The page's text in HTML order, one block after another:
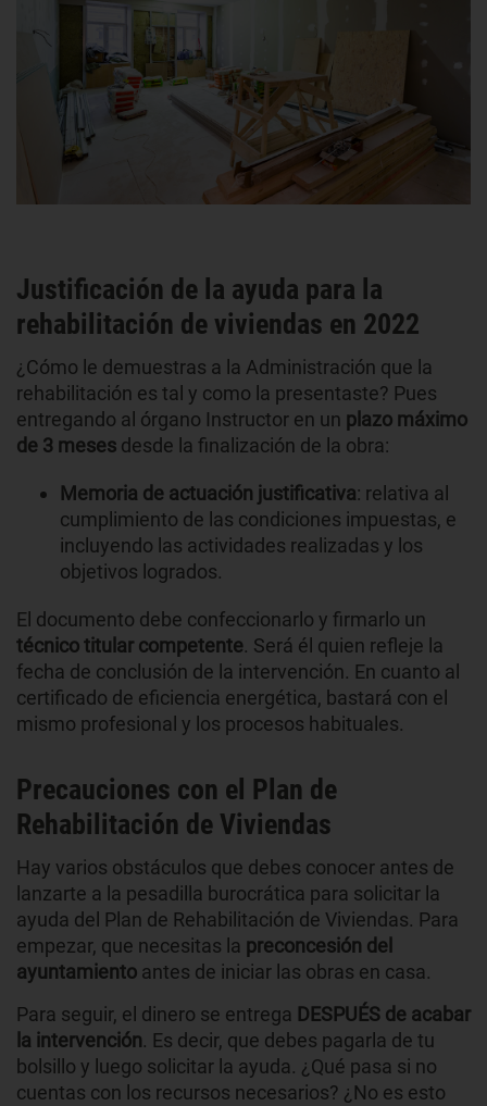
Justificación de la ayuda para la
rehabilitación de viviendas en 2022
¿Cómo le demuestras a la Administración que la
rehabilitación es tal y como la presentaste? Pues
entregando al órgano Instructor en un plazo máximo
de 3 meses desde la finalización de la obra:
Memoria de actuación justificativa: relativa al
cumplimiento de las condiciones impuestas, e
incluyendo las actividades realizadas y los
objetivos logrados.
El documento debe confeccionarlo y firmarlo un
técnico titular competente. Será él quien refleje la
fecha de conclusión de la intervención. En cuanto al
certificado de eficiencia energética, bastará con el
mismo profesional y los procesos habituales.
Precauciones con el Plan de
Rehabilitación de Viviendas
Hay varios obstáculos que debes conocer antes de
lanzarte a la pesadilla burocrática para solicitar la
ayuda del Plan de Rehabilitación de Viviendas. Para
empezar, que necesitas la preconcesión del
ayuntamiento antes de iniciar las obras en casa.
Para seguir, el dinero se entrega DESPUÉS de acabar
la intervención. Es decir, que debes pagarla de tu
bolsillo y luego solicitar la ayuda. ¿Qué pasa si no
cuentas con los recursos necesarios? ¿No es esto